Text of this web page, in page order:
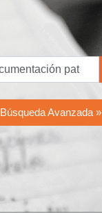
Búsqueda Avanzada »